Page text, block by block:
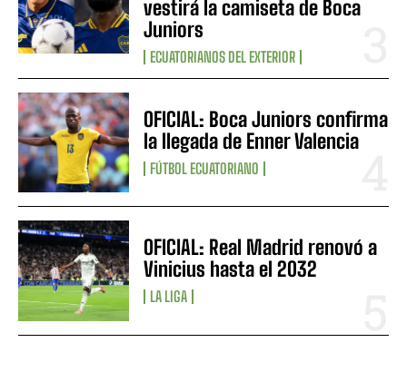
vestirá la camiseta de Boca
Juniors
ECUATORIANOS DEL EXTERIOR
OFICIAL: Boca Juniors confirma
la llegada de Enner Valencia
FÚTBOL ECUATORIANO
OFICIAL: Real Madrid renovó a
Vinicius hasta el 2032
LA LIGA